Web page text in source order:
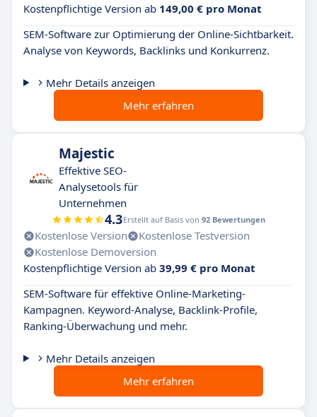
Kostenpflichtige Version ab 149,00 € pro Monat
SEM-Software zur Optimierung der Online-Sichtbarkeit.
Analyse von Keywords, Backlinks und Konkurrenz.
Mehr Details anzeigen
Mehr erfahren
Majestic
Effektive SEO-
Analysetools für
Unternehmen
4.3Erstellt auf Basis von 92 Bewertungen
Kostenlose Version
Kostenlose Testversion
Kostenlose Demoversion
Kostenpflichtige Version ab 39,99 € pro Monat
SEM-Software für effektive Online-Marketing-
Kampagnen. Keyword-Analyse, Backlink-Profile,
Ranking-Überwachung und mehr.
Mehr Details anzeigen
Mehr erfahren